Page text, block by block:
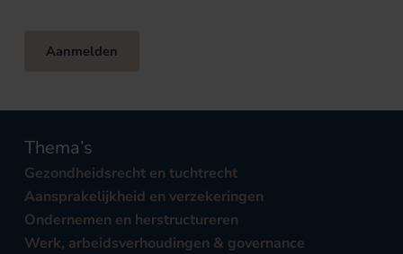
Aanmelden
Thema’s
Gezondheidsrecht en tuchtrecht
Aansprakelijkheid en verzekeringen
Ondernemen en herstructureren
Werk, arbeidsverhoudingen & governance